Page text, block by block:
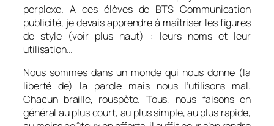
perplexe. A ces élèves de BTS Communication
publicité, je devais apprendre à maîtriser les figures
de style (voir plus haut) : leurs noms et leur
utilisation…
Nous sommes dans un monde qui nous donne (la
liberté de) la parole mais nous l’utilisons mal.
Chacun braille, rouspète. Tous, nous faisons en
général au plus court, au plus simple, au plus rapide,